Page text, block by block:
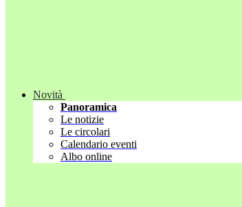
Novità
Panoramica
Le notizie
Le circolari
Calendario eventi
Albo online